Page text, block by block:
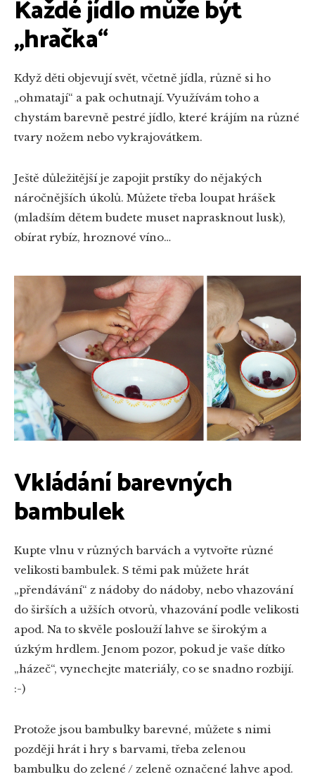
Každé jídlo může být
„hračka“
Když děti objevují svět, včetně jídla, různě si ho
„ohmatají“ a pak ochutnají. Využívám toho a
chystám barevně pestré jídlo, které krájím na různé
tvary nožem nebo vykrajovátkem.
Ještě důležitější je zapojit prstíky do nějakých
náročnějších úkolů. Můžete třeba loupat hrášek
(mladším dětem budete muset naprasknout lusk),
obírat rybíz, hroznové víno…
Vkládání barevných
bambulek
Kupte vlnu v různých barvách a vytvořte různé
velikosti bambulek. S těmi pak můžete hrát
„přendávání“ z nádoby do nádoby, nebo vhazování
do širších a užších otvorů, vhazování podle velikosti
apod. Na to skvěle poslouží lahve se širokým a
úzkým hrdlem. Jenom pozor, pokud je vaše dítko
„házeč“, vynechejte materiály, co se snadno rozbijí.
:-)
Protože jsou bambulky barevné, můžete s nimi
později hrát i hry s barvami, třeba zelenou
bambulku do zelené / zeleně označené lahve apod.